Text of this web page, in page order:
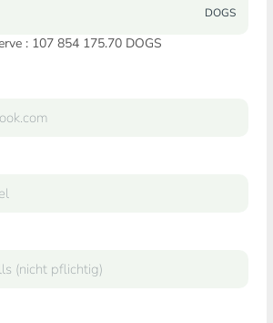
DOGS
: 107 854 175.70 DOGS